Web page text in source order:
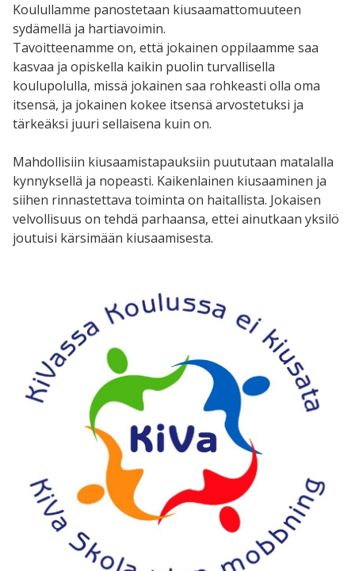
Koulullamme panostetaan kiusaamattomuuteen
sydämellä ja hartiavoimin.
Tavoitteenamme on, että jokainen oppilaamme saa
kasvaa ja opiskella kaikin puolin turvallisella
koulupolulla, missä jokainen saa rohkeasti olla oma
itsensä, ja jokainen kokee itsensä arvostetuksi ja
tärkeäksi juuri sellaisena kuin on.
Mahdollisiin kiusaamistapauksiin puututaan matalalla
kynnyksellä ja nopeasti. Kaikenlainen kiusaaminen ja
siihen rinnastettava toiminta on haitallista. Jokaisen
velvollisuus on tehdä parhaansa, ettei ainutkaan yksilö
joutuisi kärsimään kiusaamisesta.